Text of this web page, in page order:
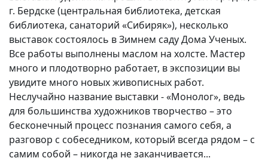
г. Бердске (центральная библиотека, детская
библиотека, санаторий «Сибиряк»), несколько
выставок состоялось в Зимнем саду Дома Ученых.
Все работы выполнены маслом на холсте. Мастер
много и плодотворно работает, в экспозиции вы
увидите много новых живописных работ.
Неслучайно название выставки - «Монолог», ведь
для большинства художников творчество – это
бесконечный процесс познания самого себя, а
разговор с собеседником, который всегда рядом – с
самим собой – никогда не заканчивается...